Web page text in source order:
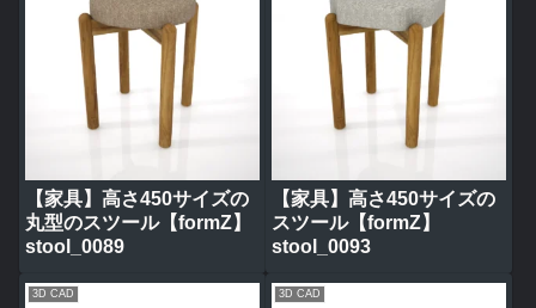
【家具】高さ450サイズの
丸型のスツール【formZ】
stool_0089
【家具】高さ450サイズの
スツール【formZ】
stool_0093
3D CAD 3D CAD